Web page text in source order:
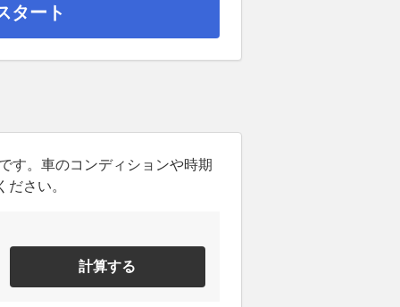
タート
す。車のコンディションや時期
さい。
計算する